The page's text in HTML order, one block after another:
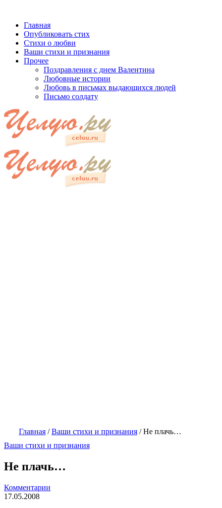
Главная
Опубликовать стих
Стихи о любви
Ваши стихи и признания
Прочее
Поздравления с днем Валентина
Любовные истории
Любовь в письмах выдающихся людей
Письмо солдату
Главная /Ваши стихи и признания /Не плачь…
Ваши стихи и признания
Не плачь…
Комментарии
17.05.2008